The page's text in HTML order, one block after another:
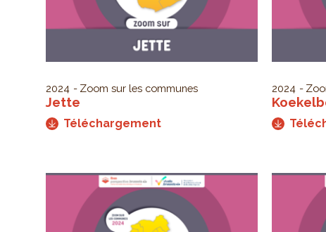
2024 Zoom sur les communes
Jette
Téléchargement
2024